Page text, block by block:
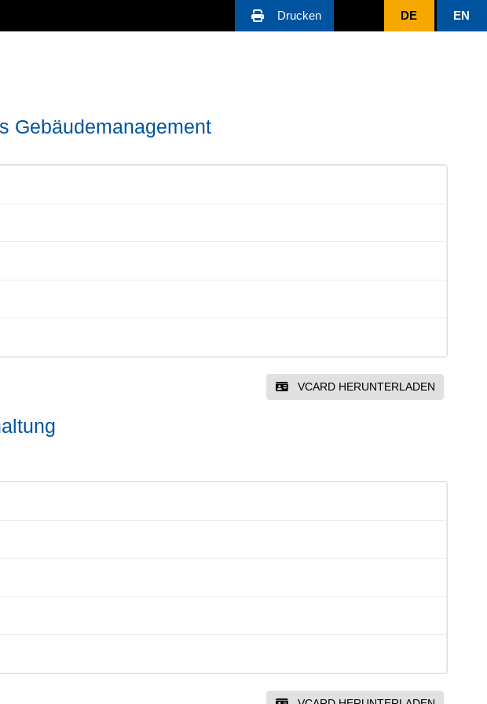
Drucken DE EN
Gebäudemanagement
VCARD HERUNTERLADEN